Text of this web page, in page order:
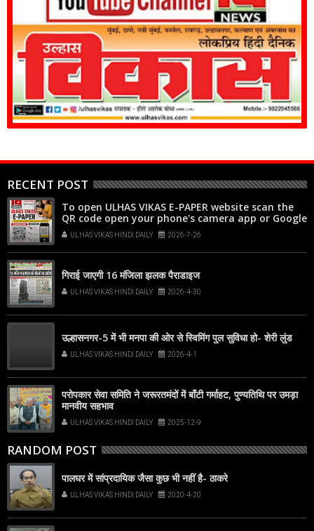
RECENT POST
To open ULHAS VIKAS E-PAPER website scan the
QR code open your phone's camera app or Google
Lens, point it at the code, and tap the web link
popup that appears on your screen
ULHAS VIKAS HINDI DAILY 2026-7-26
गिराई जाएगी 16 मंजिला झलक पैराडाइज
ULHAS VIKAS HINDI DAILY 2026-4-30
उल्हासनगर-5 में भी मनपा की ओर से स्विमिंग पुल सुविधा हो- शेरी लुंड
ULHAS VIKAS HINDI DAILY 2026-4-1
परोपकार सेवा समिति ने जरूरतमंदों में बाँटी गर्माहट, पुण्यतिथि पर उमड़ा
मानवीय सहभाव
ULHAS VIKAS HINDI DAILY 2025-12-9
RANDOM POST
पालघर में सांप्रदायिक जैसा कुछ भी नहीं है- ठाकरे
ULHAS VIKAS HINDI DAILY 2020-4-20